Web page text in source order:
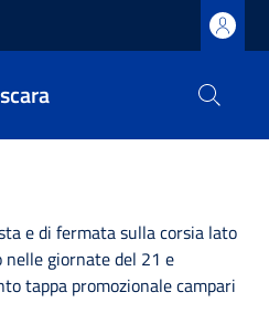
e di fermata sulla corsia lato
nelle giornate del 21 e
tappa promozionale campari